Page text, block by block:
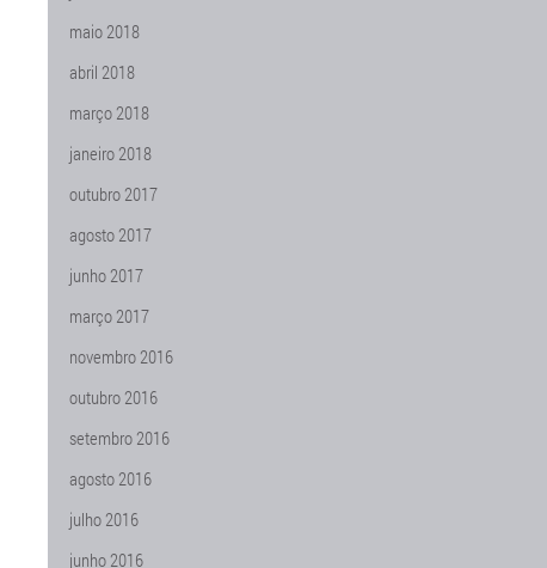
maio 2018
abril 2018
março 2018
janeiro 2018
outubro 2017
agosto 2017
junho 2017
março 2017
novembro 2016
outubro 2016
setembro 2016
agosto 2016
julho 2016
junho 2016